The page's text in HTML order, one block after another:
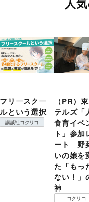
人
フリースクー
ルという選択
講談社コクリコ
（PR）
テルズ「
食育イベ
ト」参加
ート 野
いの娘を
た「もっ
ない！」
神
コクリコ